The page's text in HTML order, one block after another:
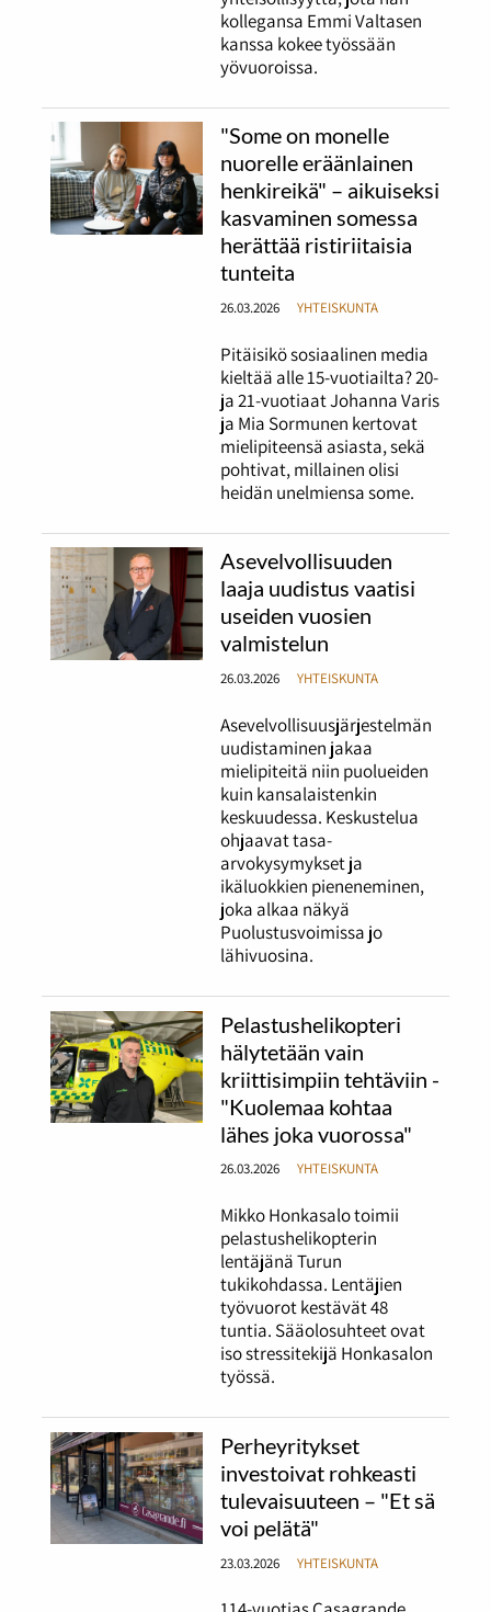
kollegansa Emmi Valtasen
kanssa kokee työssään
yövuoroissa.
"Some on monelle
nuorelle eräänlainen
henkireikä" – aikuiseksi
kasvaminen somessa
herättää ristiriitaisia
tunteita
26.03.2026 YHTEISKUNTA
Pitäisikö sosiaalinen media
kieltää alle 15-vuotiailta? 20-
ja 21-vuotiaat Johanna Varis
ja Mia Sormunen kertovat
mielipiteensä asiasta, sekä
pohtivat, millainen olisi
heidän unelmiensa some.
Asevelvollisuuden
laaja uudistus vaatisi
useiden vuosien
valmistelun
26.03.2026 YHTEISKUNTA
Asevelvollisuusjärjestelmän
uudistaminen jakaa
mielipiteitä niin puolueiden
kuin kansalaistenkin
keskuudessa. Keskustelua
ohjaavat tasa-
arvokysymykset ja
ikäluokkien pieneneminen,
joka alkaa näkyä
Puolustusvoimissa jo
lähivuosina.
Pelastushelikopteri
hälytetään vain
kriittisimpiin tehtäviin -
"Kuolemaa kohtaa
lähes joka vuorossa"
26.03.2026 YHTEISKUNTA
Mikko Honkasalo toimii
pelastushelikopterin
lentäjänä Turun
tukikohdassa. Lentäjien
työvuorot kestävät 48
tuntia. Sääolosuhteet ovat
iso stressitekijä Honkasalon
työssä.
Perheyritykset
investoivat rohkeasti
tulevaisuuteen – "Et sä
voi pelätä"
23.03.2026 YHTEISKUNTA